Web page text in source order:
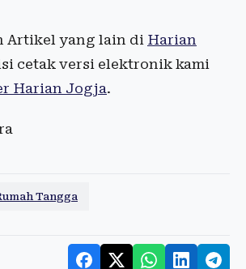
Artikel yang lain di Harian
cetak versi elektronik kami
Harian Jogja.
Tangga